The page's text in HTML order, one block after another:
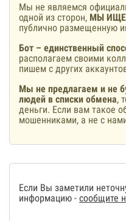
Мы не являемся
одной из сторон, МЫ
публично размещенную
Бот – единственный
располагаем своими
пишем с других
Мы не предлагаем и не
людей в списки обмена,
деньги. Если вам такое
мошенниками, а не с
Если Вы заметили
информацию - сообщите